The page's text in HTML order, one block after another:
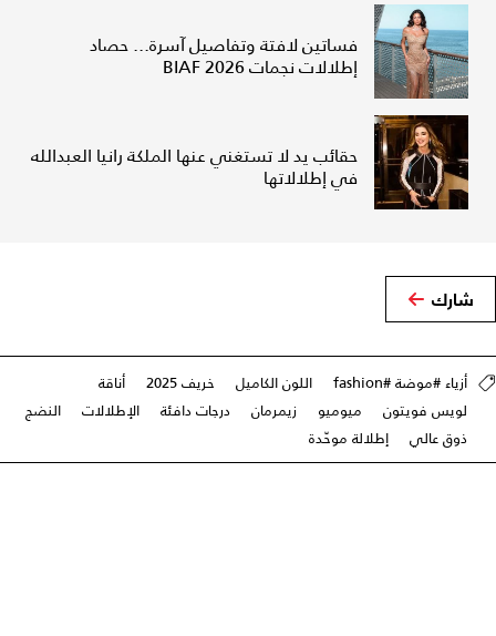
فساتين لافتة وتفاصيل آسرة... حصاد
إطلالات نجمات BIAF 2026
حقائب يد لا تستغني عنها الملكة رانيا العبدالله
في إطلالاتها
شارك
أزياء #موضة #fashion اللون الكاميل خريف 2025
أناقة
لويس فويتون
ميوميو زيمرمان درجات دافئة الإطلالات
النضج
ذوق عالي
إطلالة موحّدة